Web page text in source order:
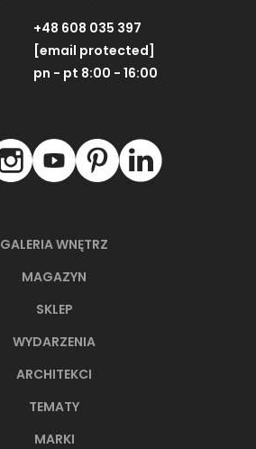
GALERIA WNĘTRZ
MAGAZYN
SKLEP
WYDARZENIA
ARCHITEKCI
TEMATY
MARKI
+48 608 035 397
[email protected]
pn - pt 8:00 - 16:00